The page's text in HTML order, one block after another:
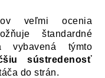
veľmi ocenia
štandardné
vybavená týmto
sústredenosť
do strán.